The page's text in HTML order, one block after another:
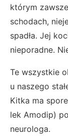
którym
schodach,
spadła. Jej
nieporadne.
Te wszystkie
u naszego
Kitka ma
lek Amodip)
neurologa.